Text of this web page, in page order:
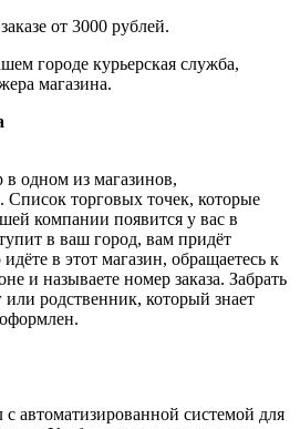
от 3000 рублей.
городе курьерская служба,
магазина.
в одном из магазинов,
торговых точек, которые
компании появится у вас в
в ваш город, вам придёт
в этот магазин, обращаетесь к
и называете номер заказа. Забрать
родственник, который знает
автоматизированной системой для